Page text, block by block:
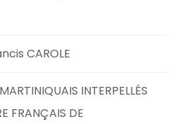
CAROLE
INTERPELLÉS
FRANÇAIS DE